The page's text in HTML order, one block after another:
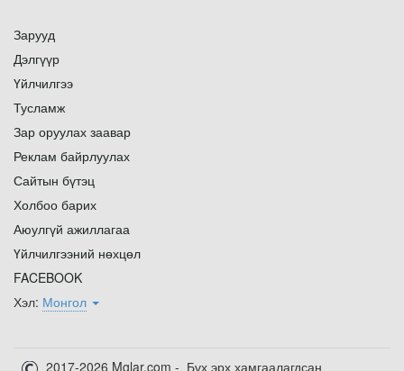
Зарууд
Дэлгүүр
Үйлчилгээ
Тусламж
Зар оруулах заавар
Реклам байрлуулах
Сайтын бүтэц
Холбоо барих
Аюулгүй ажиллагаа
Үйлчилгээний нөхцөл
FACEBOOK
Хэл: Монгол
2017-2026 Mglar.com - Бүх эрх хамгаалагдсан